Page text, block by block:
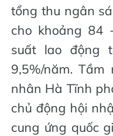
tổng thu ngân
cho khoảng 84
suất lao động
9,5%/năm.
nhân Hà Tĩnh
chủ động hội
cung ứng quốc